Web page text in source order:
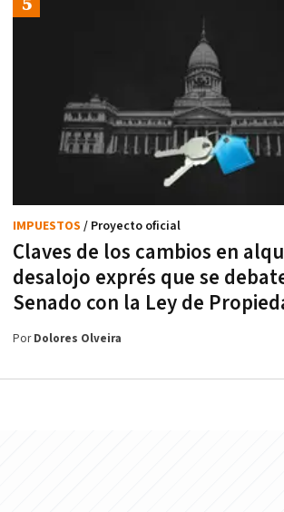
Claves de los cambios en
desalojo exprés que se
Senado con la Ley de
IMPUESTOS / Proyecto oficial
PorDolores Olveira